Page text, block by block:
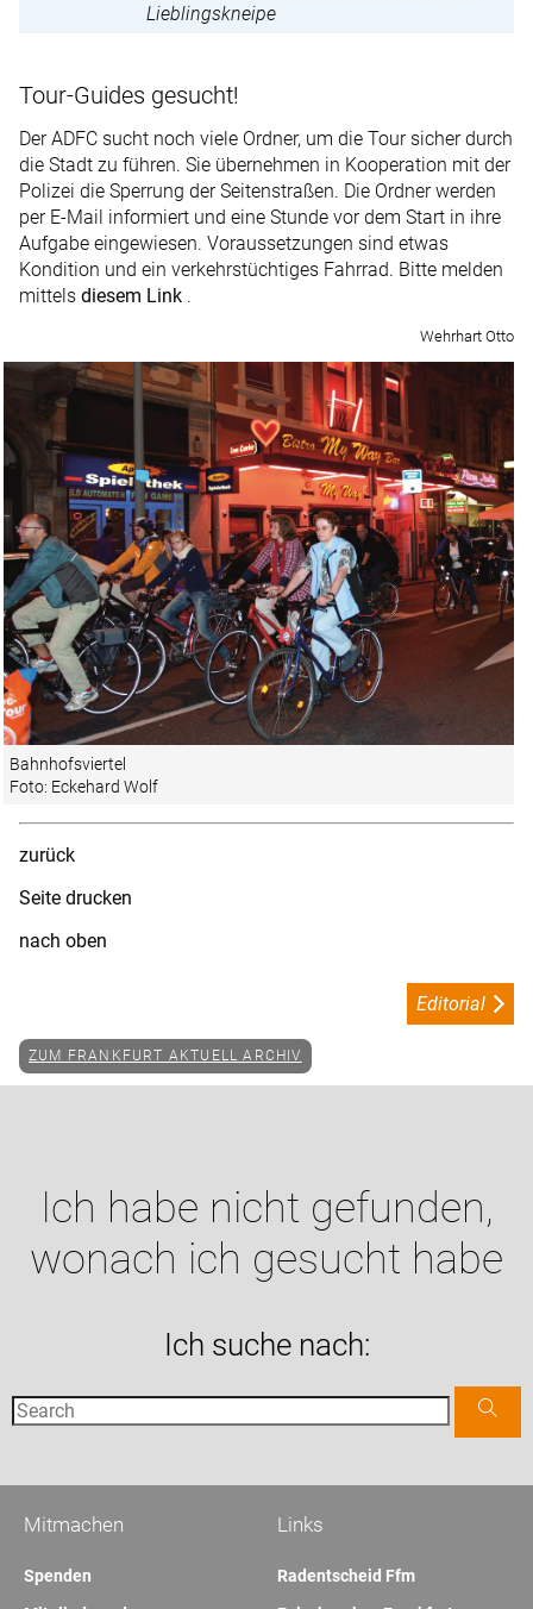
Lieblingskneipe
Tour-Guides gesucht!
Der ADFC sucht noch viele Ordner, um die Tour sicher durch
die Stadt zu führen. Sie übernehmen in Kooperation mit der
Polizei die Sperrung der Seitenstraßen. Die Ordner werden
per E-Mail informiert und eine Stunde vor dem Start in ihre
Aufgabe eingewiesen. Voraussetzungen sind etwas
Kondition und ein verkehrstüchtiges Fahrrad. Bitte melden
mittels diesem Link .
Wehrhart Otto
Bahnhofsviertel
Foto: Eckehard Wolf
zurück
Seite drucken
nach oben
Editorial
ZUM FRANKFURT AKTUELL ARCHIV
Ich habe nicht gefunden,
wonach ich gesucht habe
Ich suche nach:
Links
Radentscheid Ffm
Mitmachen
Spenden